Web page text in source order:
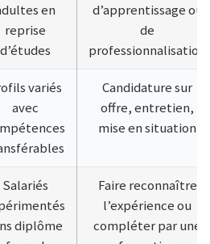
en
reprise
d’études
d’apprentissage ou
de
professionnalisation
variés
avec
Candidature sur
offre, entretien,
mise en situation
Salariés
diplôme
Faire reconnaître
l’expérience ou
compléter par une